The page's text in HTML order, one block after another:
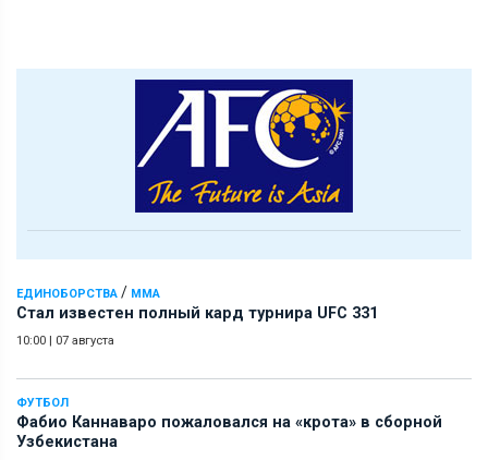
ЕДИНОБОРСТВА / ММА
Стал известен полный кард турнира UFC 331
10:00 | 07 августа
ФУТБОЛ
Фабио Каннаваро пожаловался на «крота» в сборной
Узбекистана